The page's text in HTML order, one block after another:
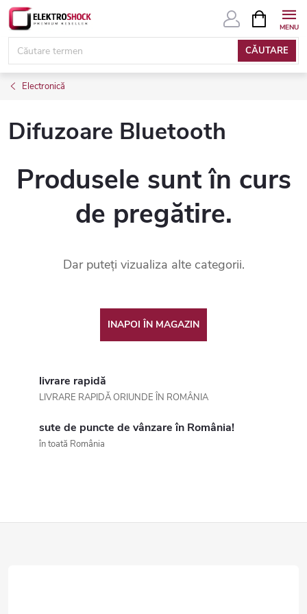
Treci
conținut
CĂUTARE
COŞ
DE
Electronică
Difuzoare Bluetooth
Produsele sunt în curs
de pregătire.
Dar puteţi vizualiza alte categorii.
INAPOI ÎN MAGAZIN
livrare rapidă
LIVRARE RAPIDĂ ORIUNDE ÎN ROMÂNIA
sute de puncte de vânzare în România!
în toată România